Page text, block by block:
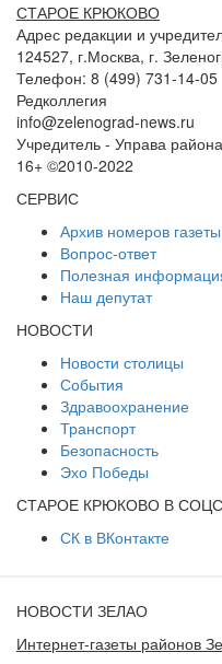
СТАРОЕ КРЮКОВО
Адрес редакции и
124527, г.Москва, г.
Телефон: 8 (499) 731-14-05
Редколлегия
info@zelenograd-news.ru
Учредитель - Управа
16+ ©2010-2022
СЕРВИС
Архив номеров газеты
Вопрос-ответ
Полезная
Наш депутат
НОВОСТИ
Новости столицы
События
Здравоохранение
Транспорт
Безопасность
Эхо Победы
СТАРОЕ КРЮКОВО В
СК в ВКонтакте
НОВОСТИ ЗЕЛАО
Интернет-газеты районов